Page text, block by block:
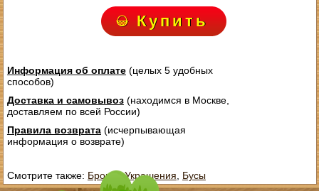
Купить
Информация об оплате(целых 5 удобных
способов)
Доставка и самовывоз(находимся в Москве,
доставляем по всей России)
Правила возврата(исчерпывающая
информация о возврате)
Смотрите также: Броши ,Украшения Бусы